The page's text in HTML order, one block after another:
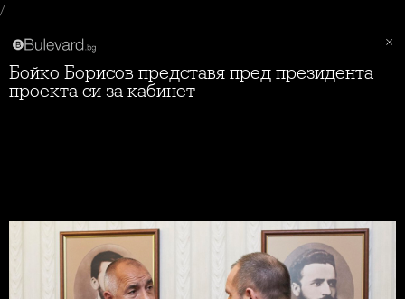
/
Бойко Борисов представя пред президента
проекта си за кабинет